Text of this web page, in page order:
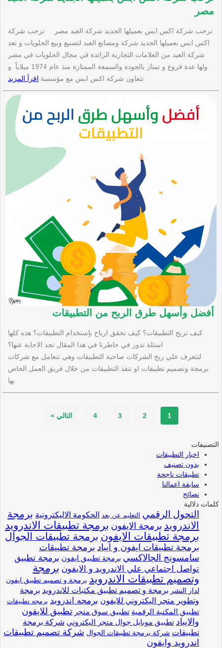
مصر
ترحب شركة اكس ابس بعميلها الجديد شركة العبد مصر ترحب شركة
اكس ابس بعميلها الجديد شركة ومصانع العبد لتصنيع وبيع الحلويات و تعد
شركة العبد من العلامات التجارية الرائدة في مجال الحلويات في مصر
ولها عدة فروع و تمتاز بالجودة والسمعة الممتازة منذ عام 1974 ميلاياً و
تتعاون شركة اكس ابس مع مؤسسة اقرأ المزيد
أفضل وأسهل طرق الربح من التطبيقات
كيف تربح التطبيقات؟ كيف تحقق ارباح بإستخدام التطبيقات؟ هذه كلها
اسئلة تدور في خاطرنا في هذا المقال تجد الاجابة عنها؟
لتتعرف علي ربح الشركات صاحبة التطبيقات وهي تتعامل مع شركات
برمجة وتصميم تطبيقات او تنفذ التطبيقات من خلال فريق العمل الخاص
بها
1
2
3
4 التالي »
التصنيفات
اخبار التطبيقات
بدون تصنيف
تطبيقات ناجحة
سابقة اعمالنا
نصائح
كلمات دلالية
التحول الرقمي التعليم عن بعد الحكومة الاليكترونية برمجة
الاندرويد برمجة الايفون برمجة تطبيقات الاندرويد
برمجة تطبيقات الايفون برمجة تطبيقات الجوال
برمجة تطبيقات ايفون و ايباد برمجة تطبيقات
سامسونج الجالاكسي برمجة تطبيق ايفون برمجة تطبيق
تواصل اجتماعي علي الاندرويد و الايفون برمجة
وتصميم تطبيقات الاندرويد برمجة و تصميم تطبيق ايفون
لدار النشر برمجة و تصميم تطبيق مكتبات للاندرويد برمجة
وتطوير متجر اليكتروني للايفون برمجه اندرويد برمجه تطبيقات
تطبيق المكتبة الرقمية تطبيق سوق متجر تطبيق للايفون
والايباد تطبيق موبايل جوال متجر اليكتروني شركة برمجة
تطبيقات شركة برمجة تطبيقات الجوال شركة تصميم تطبيقات
اندرويد وايفون